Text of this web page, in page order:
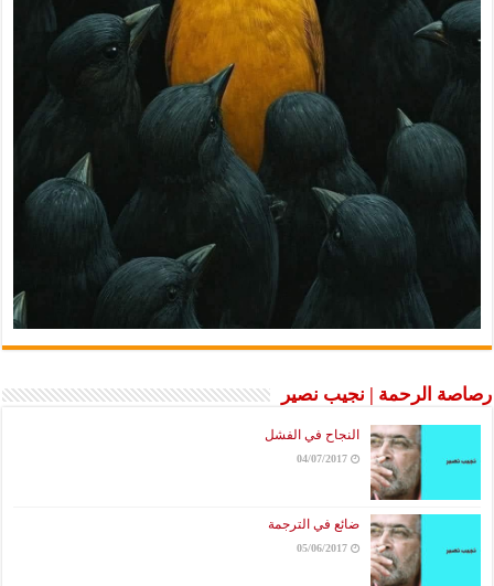
رصاصة الرحمة | نجيب نصير
النجاح في الفشل
04/07/2017
ضائع في الترجمة
05/06/2017